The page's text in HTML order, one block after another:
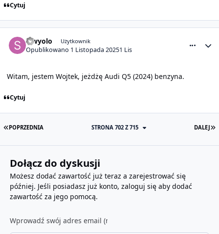
Cytuj
Siwyolo Użytkownik
Opublikowano 1 Listopada 20251 Lis
Witam, jestem Wojtek, jeżdżę Audi Q5 (2024) benzyna.
Cytuj
PIERWSZA STRONA
POPRZEDNIA DALEJ
STRONA 702 Z 715
Dołącz do dyskusji
Możesz dodać zawartość już teraz a zarejestrować się
później. Jeśli posiadasz już konto, zaloguj sięaby dodać
zawartość za jego pomocą.